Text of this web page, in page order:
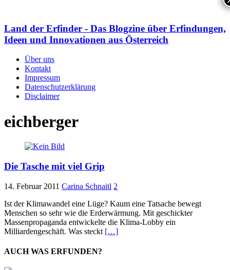
Land der Erfinder - Das Blogzine über Erfindungen,
Ideen und Innovationen aus Österreich
Über uns
Kontakt
Impressum
Datenschutzerklärung
Disclaimer
eichberger
Die Tasche mit viel Grip
14. Februar 2011 Carina Schnaitl 2
Ist der Klimawandel eine Lüge? Kaum eine Tatsache bewegt
Menschen so sehr wie die Erderwärmung. Mit geschickter
Massenpropaganda entwickelte die Klima-Lobby ein
Milliardengeschäft. Was steckt […]
AUCH WAS ERFUNDEN?